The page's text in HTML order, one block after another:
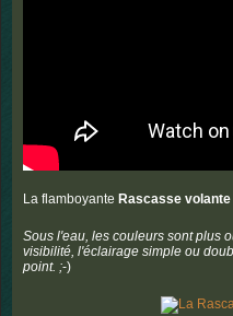
La flamboyante Rascasse volante
Sous l'eau, les couleurs sont plus
visibilité, l'éclairage simple ou
point. ;-)